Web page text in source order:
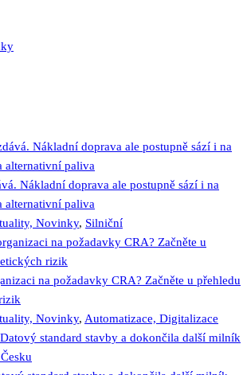
Nákladní doprava ale postupně sází i na
alternativní paliva
Novinky, Silniční
na požadavky CRA? Začněte u přehledu
Novinky, Automatizace, Digitalizace